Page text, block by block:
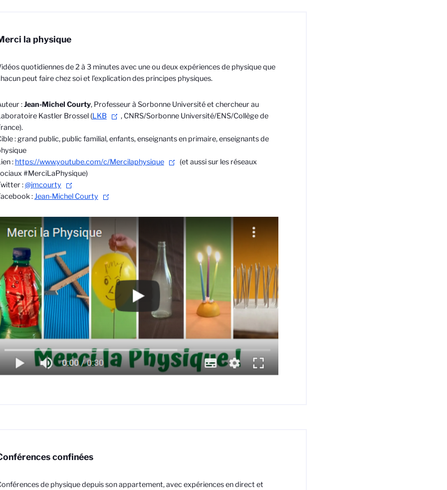
la physique
quotidiennes de 2 à 3 minutes avec une ou deux expériences de physique que
peut faire chez soi et l’explication des principes physiques.
:Jean-Michel Courty, Professeur à Sorbonne Université et chercheur au
Kastler Brossel (LKB
, CNRS/Sorbonne Université/ENS/Collège de
: grand public, public familial, enfants, enseignants en primaire, enseignants de
: https://www.youtube.com/c/Mercilaphysique
(et aussi sur les réseaux
#MerciLaPhysique)
:@jmcourty
:Jean-Michel Courty
confinées
de physique depuis son appartement, avec expériences en direct et